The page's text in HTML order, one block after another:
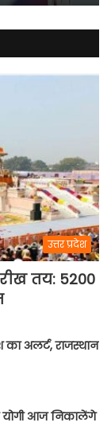
उत्तर प्रदेश
तय: 5200
का अलर्ट, राजस्थान
योगी आज निकालेंगे